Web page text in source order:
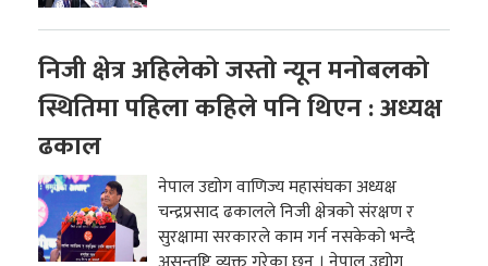
निजी क्षेत्र अहिलेको जस्तो न्यून मनोबलको
स्थितिमा पहिला कहिले पनि थिएन : अध्यक्ष
ढकाल
नेपाल उद्योग वाणिज्य महासंघका अध्यक्ष
चन्द्रप्रसाद ढकालले निजी क्षेत्रको संरक्षण र
सुरक्षामा सरकारले काम गर्न नसकेको भन्दै